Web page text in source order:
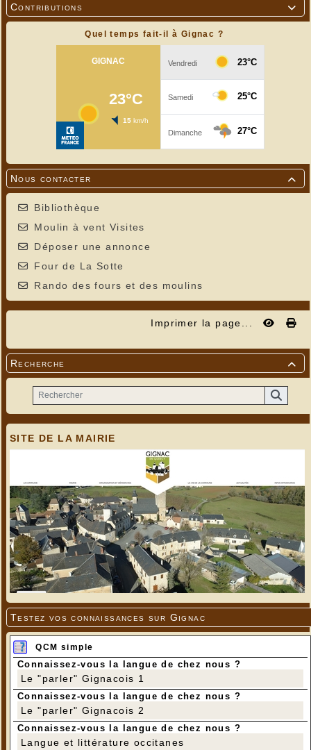

Contributions
Quel temps fait-il à Gignac ?

Nous contacter
Bibliothèque
Moulin à vent Visites
Déposer une annonce
Four de La Sotte
Rando des fours et des moulins
Imprimer la page...

Recherche
SITE DE LA MAIRIE
Testez vos connaissances sur Gignac
QCM simple
Connaissez-vous la langue de chez nous ?
Le "parler" Gignacois 1
Connaissez-vous la langue de chez nous ?
Le "parler" Gignacois 2
Connaissez-vous la langue de chez nous ?
Langue et littérature occitanes